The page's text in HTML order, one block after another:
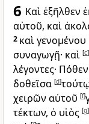
6 Καὶ ἐξῆλθεν
αὐτοῦ, καὶ
2 καὶ
συναγωγῇ· καὶ [c]
λέγοντες·
δοθεῖσα [d]
χειρῶν αὐτοῦ [f]
τέκτων, ὁ υἱὸς [g]